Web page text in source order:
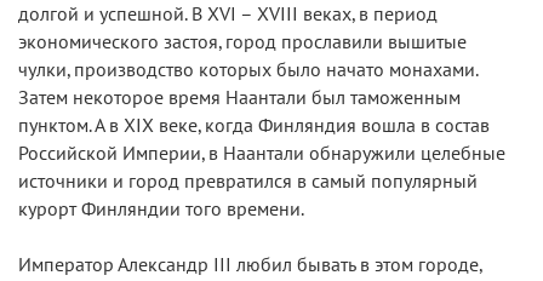
долгой и успешной. В XVI – XVIII веках, в период
экономического застоя, город прославили вышитые
чулки, производство которых было начато монахами.
Затем некоторое время Наантали был таможенным
пунктом. А в XIX веке, когда Финляндия вошла в состав
Российской Империи, в Наантали обнаружили целебные
источники и город превратился в самый популярный
курорт Финляндии того времени.
Император Александр III любил бывать в этом городе,